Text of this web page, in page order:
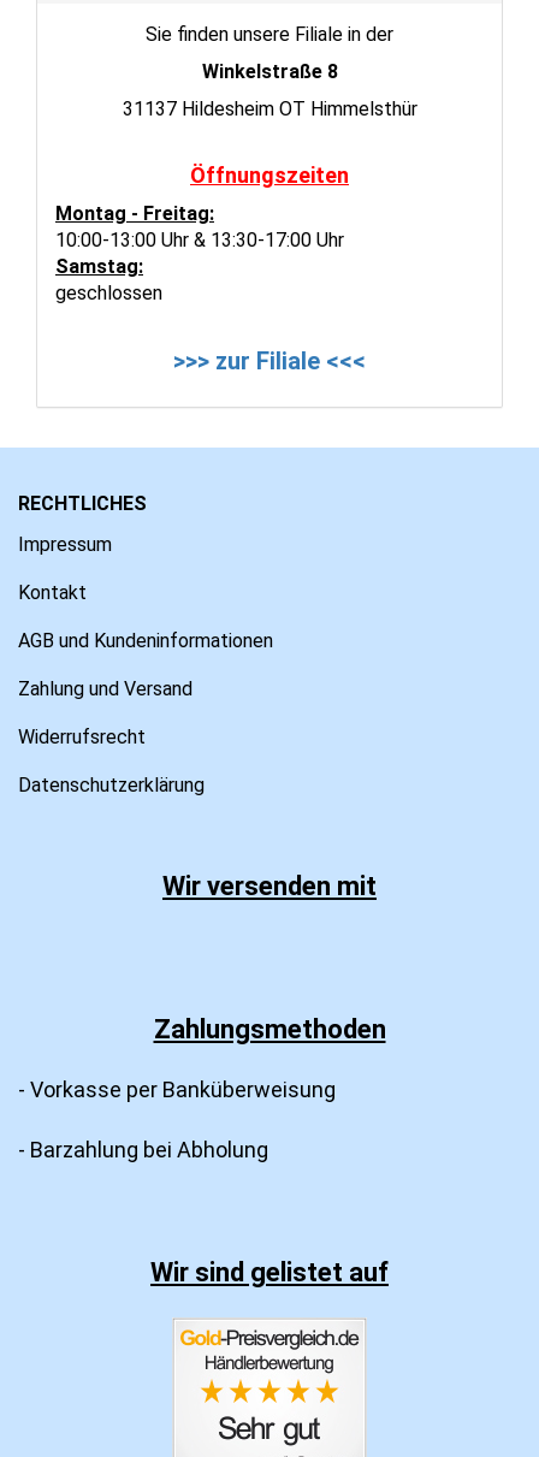
Sie finden unsere Filiale in der
Winkelstraße 8
31137 Hildesheim OT Himmelsthür
Öffnungszeiten
Montag - Freitag:
10:00-13:00 Uhr & 13:30-17:00 Uhr
Samstag:
geschlossen
>>> zur Filiale <<<
RECHTLICHES
Impressum
Kontakt
AGB und Kundeninformationen
Zahlung und Versand
Widerrufsrecht
Datenschutzerklärung
Wir versenden mit
Zahlungsmethoden
- Vorkasse per Banküberweisung
- Barzahlung bei Abholung
Wir sind gelistet auf